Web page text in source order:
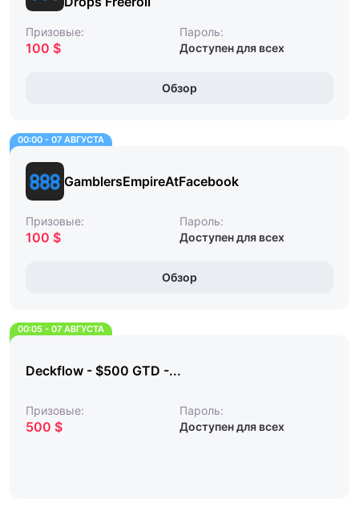
Призовые:
100 $
Пароль:
Доступен для всех
Обзор
00:00 - 07 АВГУСТА
GamblersEmpireAtFacebook
Призовые:
100 $
Пароль:
Доступен для всех
Обзор
00:05 - 07 АВГУСТА
Deckflow - $500 GTD -...
Призовые:
500 $
Пароль:
Доступен для всех